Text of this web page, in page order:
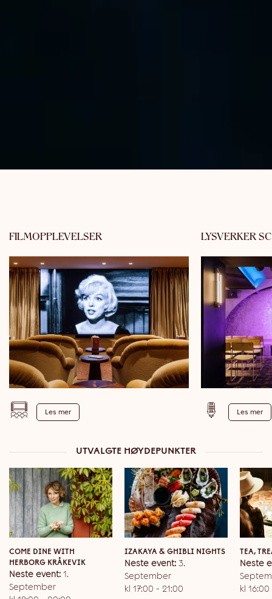
FILMOPPLEVELSER
Les mer
LYSVERKER
Les mer
UTVALGTE HØYDEPUNKTER
COME DINE WITH
HERBORG KRÅKEVIK
Neste event: 1.
September
IZAKAYA & GHIBLI NIGHTS
Neste event: 3.
September
kl 17:00 - 21:00
TEA,
Neste
kl